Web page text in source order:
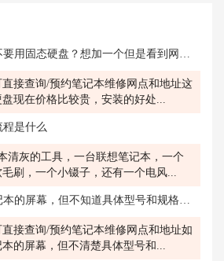
加一个但是看到网上的这种说法犹豫了，昆山哪里有售后维修网点？
接查询/预约笔记本维修网点和地址这
现在价格比较贵，安装的好处...
是什么
清灰的工具，一台联想笔记本，一个
刷，一个小镊子，还有一个电风...
知道具体型号和规格，南通联想售后维修服务网点能帮我确定吗?
接查询/预约笔记本维修网点和地址如
的屏幕，但不清楚具体型号和...